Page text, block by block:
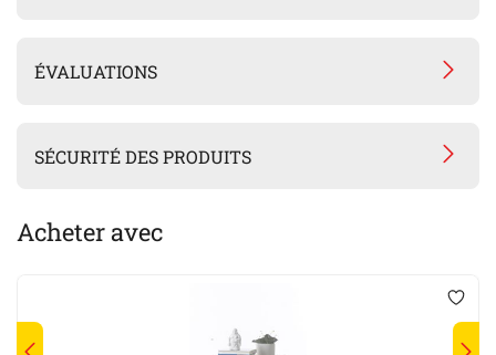
ÉVALUATIONS
SÉCURITÉ DES PRODUITS
Acheter avec